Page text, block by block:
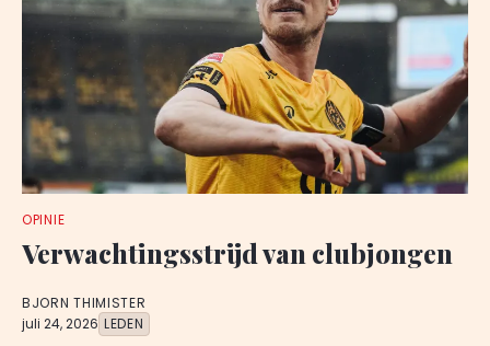
OPINIE
Verwachtingsstrijd van clubjongen
BJORN THIMISTER
juli 24, 2026 LEDEN